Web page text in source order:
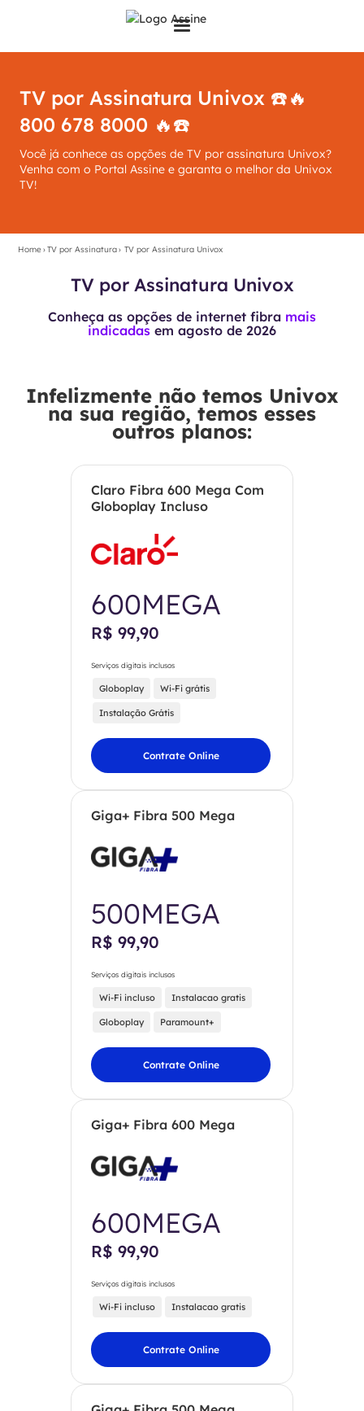
TV por Assinatura Univox ☎️🔥
800 678 8000 🔥☎️
Você já conhece as opções de TV por assinatura Univox?
Venha com o Portal Assine e garanta o melhor da Univox
TV!
Home›TV por Assinatura› TV por Assinatura Univox
TV por Assinatura Univox
Conheça as opções de internet fibra mais
indicadas em agosto de 2026
Infelizmente não temos Univox
na sua região, temos esses
outros planos:
Claro Fibra 600 Mega Com
Globoplay Incluso
600MEGA
R$ 99,90
Serviços digitais inclusos
Globoplay Wi-Fi grátis
Instalação Grátis
Contrate Online
Giga+ Fibra 500 Mega
500MEGA
R$ 99,90
Serviços digitais inclusos
Wi-Fi incluso Instalacao gratis
Globoplay Paramount+
Contrate Online
Giga+ Fibra 600 Mega
600MEGA
R$ 99,90
Serviços digitais inclusos
Wi-Fi incluso Instalacao gratis
Contrate Online